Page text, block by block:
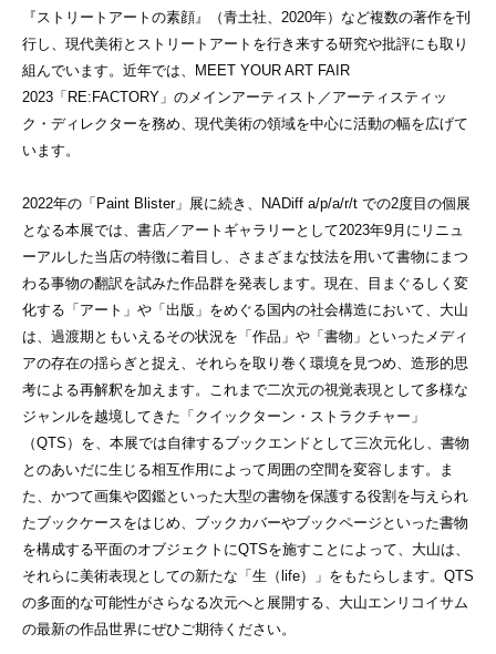
『ストリートアートの素顔』（⻘土社、2020年）など複数の著作を刊
行し、現代美術とストリートアートを行き来する研究や批評にも取り
組んでいます。近年では、MEET YOUR ART FAIR
2023「RE:FACTORY」のメインアーティスト／アーティスティッ
ク・ディレクターを務め、現代美術の領域を中心に活動の幅を広げて
います。
2022年の「Paint Blister」展に続き、NADiff a/p/a/r/t での2度目の個展
となる本展では、書店／アートギャラリーとして2023年9月にリニュ
ーアルした当店の特徴に着目し、さまざまな技法を⽤いて書物にまつ
わる事物の翻訳を試みた作品群を発表します。現在、目まぐるしく変
化する「アート」や「出版」をめぐる国内の社会構造において、大山
は、過渡期ともいえるその状況を「作品」や「書物」といったメディ
アの存在の揺らぎと捉え、それらを取り巻く環境を見つめ、造形的思
考による再解釈を加えます。これまで⼆次元の視覚表現として多様な
ジャンルを越境してきた「クイックターン・ストラクチャー」
（QTS）を、本展では自律するブックエンドとして三次元化し、書物
とのあいだに生じる相互作⽤によって周囲の空間を変容します。ま
た、かつて画集や図鑑といった大型の書物を保護する役割を与えられ
たブックケースをはじめ、ブックカバーやブックページといった書物
を構成する平面のオブジェクトにQTSを施すことによって、⼤⼭は、
それらに美術表現としての新たな「生（life）」をもたらします。QTS
の多面的な可能性がさらなる次元へと展開する、大山エンリコイサム
の最新の作品世界にぜひご期待ください。